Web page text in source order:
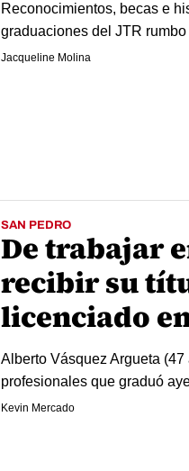
Reconocimientos, becas e
graduaciones del JTR
Jacqueline Molina
SAN PEDRO
De trabajar
recibir su
licenciado
Alberto Vásquez Argueta
profesionales que graduó
Kevin Mercado